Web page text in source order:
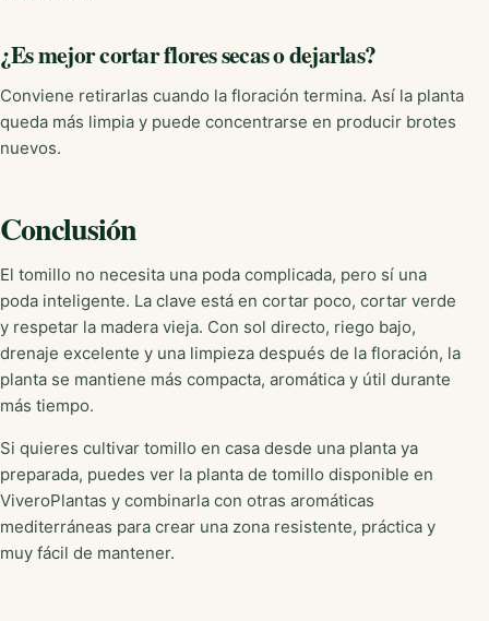
¿Es mejor cortar flores secas o dejarlas?
Conviene retirarlas cuando la floración termina. Así la planta
queda más limpia y puede concentrarse en producir brotes
nuevos.
Conclusión
El tomillo no necesita una poda complicada, pero sí una
poda inteligente. La clave está en cortar poco, cortar verde
y respetar la madera vieja. Con sol directo, riego bajo,
drenaje excelente y una limpieza después de la floración, la
planta se mantiene más compacta, aromática y útil durante
más tiempo.
Si quieres cultivar tomillo en casa desde una planta ya
preparada, puedes ver la planta de tomillo disponible en
ViveroPlantas y combinarla con otras aromáticas
mediterráneas para crear una zona resistente, práctica y
muy fácil de mantener.